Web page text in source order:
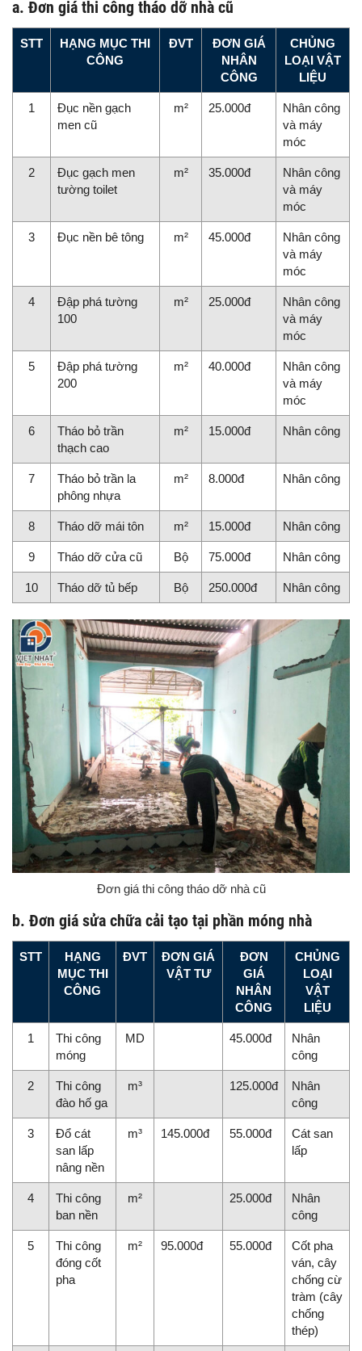
a. Đơn giá thi công tháo dỡ nhà cũ
STT
HẠNG MỤC THI
CÔNG
ĐVT
ĐƠN GIÁ
NHÂN
CÔNG
CHỦNG
LOẠI VẬT
LIỆU
1
Đục nền gạch
men cũ
m² 25.000đ
Nhân công
và máy
móc
2
Đục gạch men
tường toilet
m² 35.000đ
Nhân công
và máy
móc
3 Đục nền bê tông m² 45.000đ
Nhân công
và máy
móc
4
Đập phá tường
100
m² 25.000đ
Nhân công
và máy
móc
5
Đập phá tường
200
m² 40.000đ
Nhân công
và máy
móc
6
Tháo bỏ trần
thạch cao
m² 15.000đ Nhân công
7
Tháo bỏ trần la
phông nhựa
m² 8.000đ Nhân công
8 Tháo dỡ mái tôn m² 15.000đ Nhân công
9 Tháo dỡ cửa cũ Bộ 75.000đ Nhân công
10 Tháo dỡ tủ bếp Bộ 250.000đ Nhân công
Đơn giá thi công tháo dỡ nhà cũ
b. Đơn giá sửa chữa cải tạo tại phần móng nhà
STT
HẠNG
MỤC THI
CÔNG
ĐVT
ĐƠN GIÁ
VẬT TƯ
ĐƠN
GIÁ
NHÂN
CÔNG
CHỦNG
LOẠI
VẬT
LIỆU
1
Thi công
móng
MD 45.000đ
Nhân
công
2
Thi công
đào hố ga
m³ 125.000đ
Nhân
công
3
Đổ cát
san lấp
nâng nền
m³ 145.000đ 55.000đ
Cát san
lấp
4
Thi công
ban nền
m² 25.000đ
Nhân
công
5
Thi công
đóng cốt
pha
m² 95.000đ 55.000đ
Cốt pha
ván, cây
chống cừ
tràm (cây
chống
thép)